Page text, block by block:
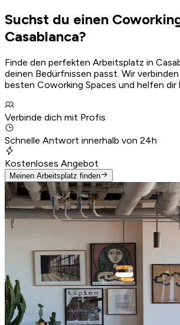
Suchst du einen
Casablanca?
Finde den perfekten Arbeitsplatz in
deinen Bedürfnissen passt. Wir
besten Coworking Spaces und helfen dir
Verbinde dich mit Profis
Schnelle Antwort innerhalb von 24h
Kostenloses Angebot
Meinen Arbeitsplatz finden